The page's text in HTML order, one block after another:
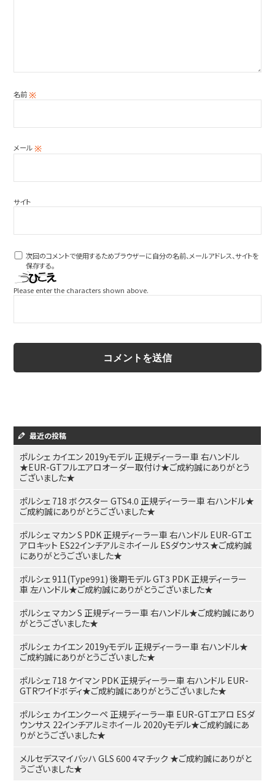
名前※
メール※
サイト
次回のコメントで使用するためブラウザーに自分の名前、メールアドレス、サイトを
保存する。
Please enter the characters shown above.
最近の投稿
ポルシェ カイエン 2019yモデル 正規ディーラー車 右ハンドル
★EUR-GTフルエアロオーダー取付け★ご成約誠にありがとう
ございました★
ポルシェ 718 ボクスター GTS4.0 正規ディーラー車 右ハンドル★
ご成約誠にありがとうございました★
ポルシェ マカン S PDK 正規ディーラー車 右ハンドル EUR-GTエ
アロキット ES22インチアルミホイール ESダウンサス★ご成約誠
にありがとうございました★
ポルシェ 911(Type991) 後期モデル GT3 PDK 正規ディーラー
車 左ハンドル★ご成約誠にありがとうございました★
ポルシェ マカン S 正規ディーラー車 右ハンドル★ご成約誠にあり
がとうございました★
ポルシェ カイエン 2019yモデル 正規ディーラー車 右ハンドル★
ご成約誠にありがとうございました★
ポルシェ 718 ケイマン PDK 正規ディーラー車 右ハンドル EUR-
GTRワイドボディ★ご成約誠にありがとうございました★
ポルシェ カイエンクーペ 正規ディーラー車 EUR-GTエアロ ESダ
ウンサス 22インチアルミホイール 2020yモデル★ご成約誠にあ
りがとうございました★
メルセデスマイバッハ GLS 600 4マチック ★ご成約誠にありがと
うございました★